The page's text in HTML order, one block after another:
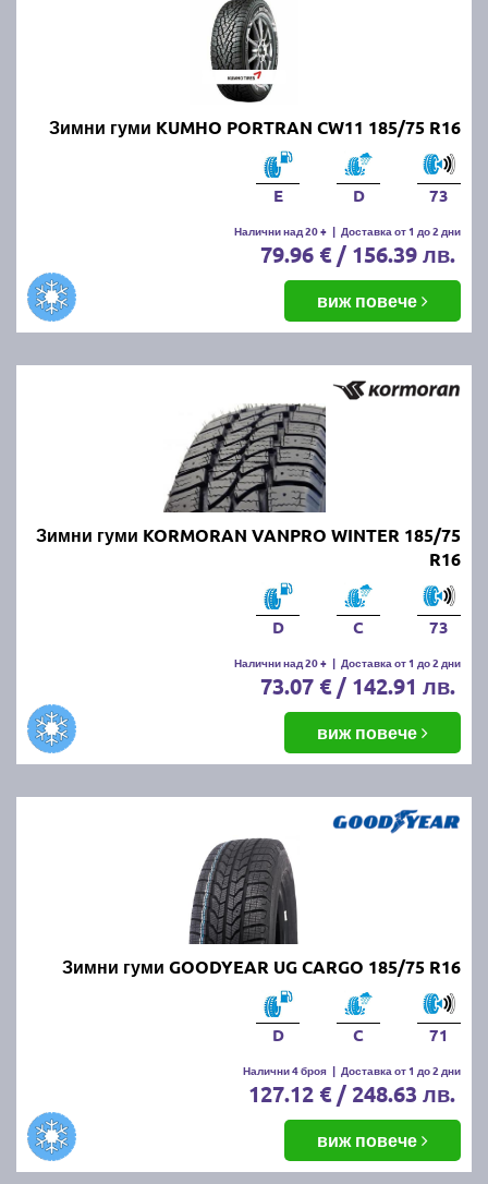
Зимни гуми KUMHO PORTRAN CW11 185/75 R16
E D 73
Налични над 20 + | Доставка от 1 до 2 дни
79.96 € / 156.39 лв.
виж повече
Зимни гуми KORMORAN VANPRO WINTER 185/75
R16
D C 73
Налични над 20 + | Доставка от 1 до 2 дни
73.07 € / 142.91 лв.
виж повече
Зимни гуми GOODYEAR UG CARGO 185/75 R16
D C 71
Налични 4 броя | Доставка от 1 до 2 дни
127.12 € / 248.63 лв.
виж повече